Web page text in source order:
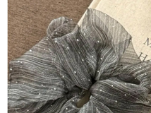
３．安心：先確認商品／服務後，
【「AFTEE先享後付」結帳流程】
１．於結帳方式選擇「AFTEE先享
結帳頁面，進行簡訊認證並確認金
２．訂單成立數日內，您將收到繳
３．收到繳費通知簡訊後14天內，
ATM／網路銀行／等多元方式進行
※ 請注意：結帳手續完成當下不需
全家取貨付款
每筆NT$80，滿NT$1,500(含
付款後全家取貨
每筆NT$80，滿NT$1,500(含
萊爾富取貨付款